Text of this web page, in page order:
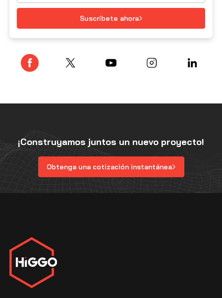
Suscríbete ahora
¡Construyamos juntos un nuevo proyecto!
Obtenga una cotización instantánea